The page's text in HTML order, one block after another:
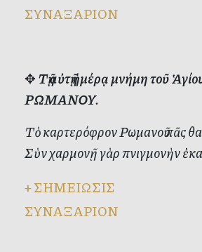
ΣΥΝΑΞΑΡΙΟΝ
✥Τῇ αὐτῇ ἡμέρᾳ μνήμη τοῦ
ΡΩΜΑΝΟΥ.
Τὸ καρτερόφρον Ρωμανοῦ πᾶς
Σὺν χαρμονῇ γὰρ πνιγμονὴν
+ΣΗΜΕΙΩΣΙΣ
ΣΥΝΑΞΑΡΙΟΝ